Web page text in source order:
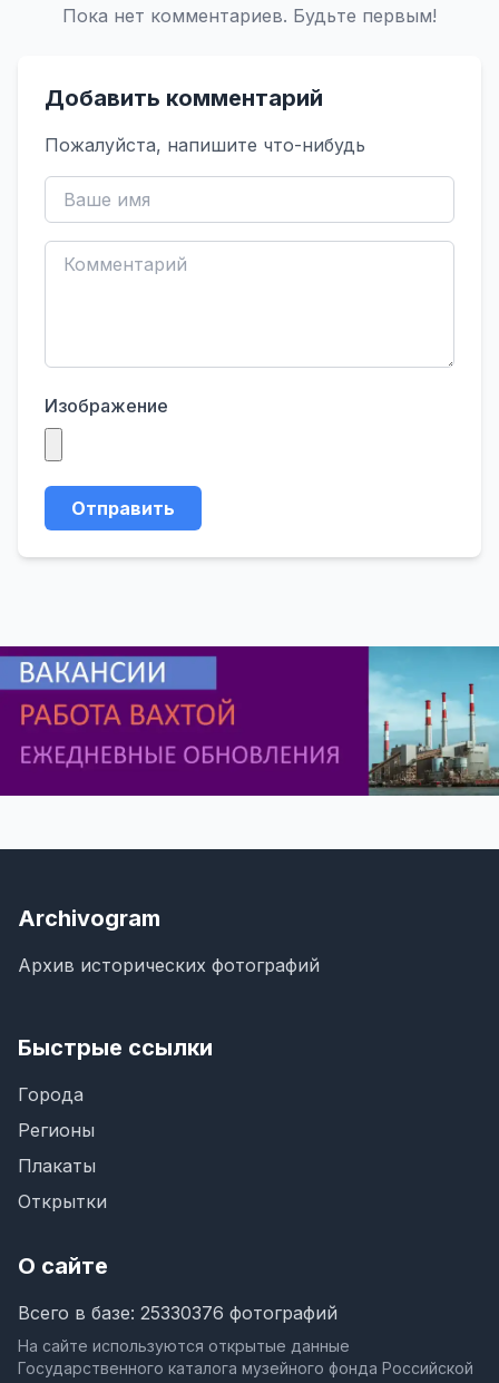
Пока нет комментариев. Будьте первым!
Добавить комментарий
Пожалуйста, напишите что-нибудь
Изображение
Отправить
Archivogram
Архив исторических фотографий
Быстрые ссылки
Города
Регионы
Плакаты
Открытки
О сайте
Всего в базе: 25330376 фотографий
На сайте используются открытые данные
Государственного каталога музейного фонда Российской